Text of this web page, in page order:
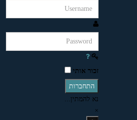
זכור אותי
התחברות
נא להמתין...
×